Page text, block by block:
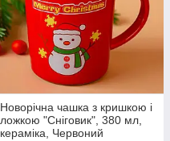
Новорічна чашка з кришкою і
ложкою "Сніговик", 380 мл,
кераміка, Червоний